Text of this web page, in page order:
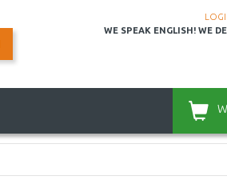
WE SPEAK ENGLISH! WE